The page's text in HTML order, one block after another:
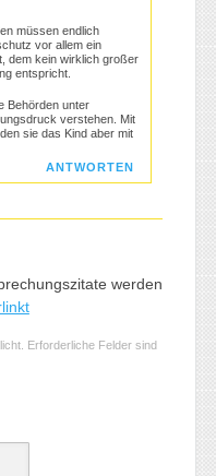
müssen endlich
vor allem ein
dem kein wirklich großer
entspricht.
Behörden unter
verstehen. Mit
sie das Kind aber mit
ANTWORTEN
werden
Erforderliche Felder sind